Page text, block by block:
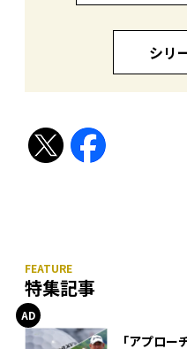
シリ
特集記事
「アプロ